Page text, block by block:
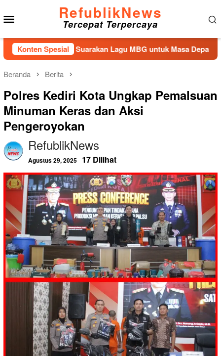
ke
konten
RefublikNews
Tercepat Terpercaya
Konten Spesial
Kembali Suarakan Lagu MBG untuk Masa Depan Anak
Beranda Berita
Polres Kediri Kota Ungkap Pemalsuan
Minuman Keras dan Aksi
Pengeroyokan
RefublikNews
Agustus 29, 2025 17 Dilihat